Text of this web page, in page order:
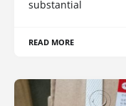
substantial
READ MORE